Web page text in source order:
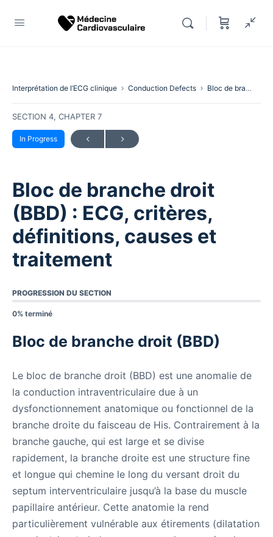
Interprétation de l’ECG clinique Conduction Defects Bloc de branche droit (BBD) : ECG, critères, définitions, causes et traitement
SECTION 4, CHAPTER 7
In Progress
Bloc de branche droit
(BBD) : ECG, critères,
définitions, causes et
traitement
PROGRESSION DU SECTION
0% terminé
Bloc de branche droit (BBD)
Le bloc de branche droit (BBD) est une anomalie de
la conduction intraventriculaire due à un
dysfonctionnement anatomique ou fonctionnel de la
branche droite du faisceau de His. Contrairement à la
branche gauche, qui est large et se divise
rapidement, la branche droite est une structure fine
et longue qui chemine le long du versant droit du
septum interventriculaire jusqu’à la base du muscle
papillaire antérieur. Cette anatomie la rend
particulièrement vulnérable aux étirements (dilatation